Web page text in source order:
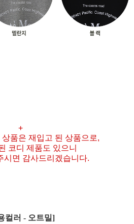
+
품은 재입고 된 상품으로,
코디 제품도 있으니
시면 감사드리겠습니다.
컬러 - 오트밀]